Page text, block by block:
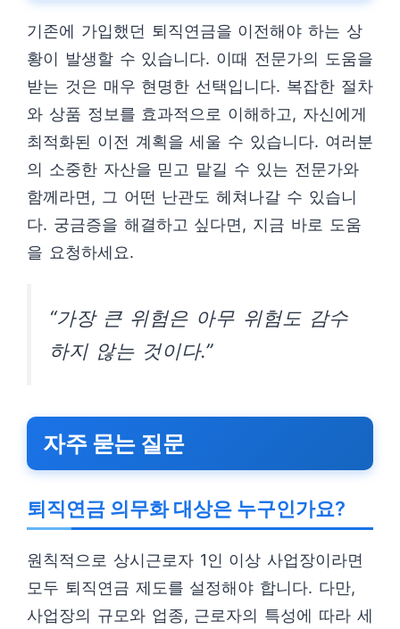
기존에 가입했던 퇴직연금을 이전해야 하는 상
황이 발생할 수 있습니다. 이때 전문가의 도움을
받는 것은 매우 현명한 선택입니다. 복잡한 절차
와 상품 정보를 효과적으로 이해하고, 자신에게
최적화된 이전 계획을 세울 수 있습니다. 여러분
의 소중한 자산을 믿고 맡길 수 있는 전문가와
함께라면, 그 어떤 난관도 헤쳐나갈 수 있습니
다. 궁금증을 해결하고 싶다면, 지금 바로 도움
을 요청하세요.
“가장 큰 위험은 아무 위험도 감수
하지 않는 것이다.”
자주 묻는 질문
퇴직연금 의무화 대상은 누구인가요?
원칙적으로 상시근로자 1인 이상 사업장이라면
모두 퇴직연금 제도를 설정해야 합니다. 다만,
사업장의 규모와 업종, 근로자의 특성에 따라 세